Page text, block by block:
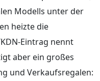
Modells unter der
heizte die
Eintrag nennt
aber ein großes
und Verkaufsregalen: